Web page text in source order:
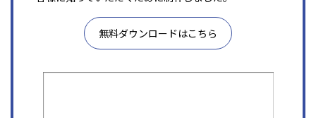
無料ダウンロードはこちら